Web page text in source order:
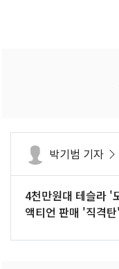
박기범 기자
4천만원대 테슬라 '
액티언 판매 '직격탄'